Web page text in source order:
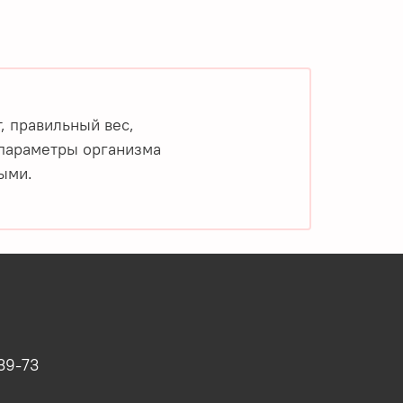
правильный вес,
организма
73